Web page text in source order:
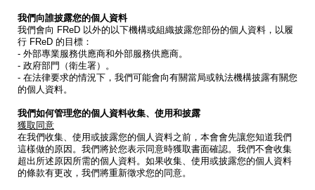
我們向誰披露您的個人資料
我們會向 FReD 以外的以下機構或組織披露您部份的個人資料，以履
行 FReD 的目標：
- 外部專業服務供應商和外部服務供應商。
- 政府部門（衛生署）。
- 在法律要求的情況下，我們可能會向有關當局或執法機構披露有關您
的個人資料。
我們如何管理您的個人資料收集、使用和披露
獲取同意
在我們收集、使用或披露您的個人資料之前，本會會先讓您知道我們
這樣做的原因。我們將於您表示同意時獲取書面確認。我們不會收集
超出所述原因所需的個人資料。如果收集、使用或披露您的個人資料
的條款有更改，我們將重新徵求您的同意。